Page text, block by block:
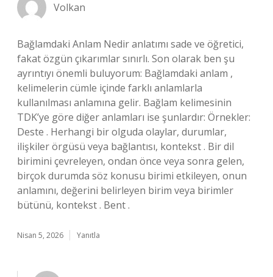
Volkan
Bağlamdaki Anlam Nedir anlatımı sade ve öğretici,
fakat özgün çıkarımlar sınırlı. Son olarak ben şu
ayrıntıyı önemli buluyorum: Bağlamdaki anlam ,
kelimelerin cümle içinde farklı anlamlarla
kullanılması anlamına gelir. Bağlam kelimesinin
TDK’ye göre diğer anlamları ise şunlardır: Örnekler:
Deste . Herhangi bir olguda olaylar, durumlar,
ilişkiler örgüsü veya bağlantısı, kontekst . Bir dil
birimini çevreleyen, ondan önce veya sonra gelen,
birçok durumda söz konusu birimi etkileyen, onun
anlamını, değerini belirleyen birim veya birimler
bütünü, kontekst . Bent .
Nisan 5, 2026 Yanıtla